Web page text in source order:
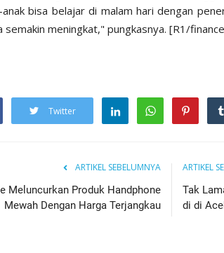
bisa belajar di malam hari dengan
semakin meningkat," pungkasnya. [R1/
Twitter
ARTIKEL SEBELUMNYA
Meluncurkan Produk Handphone
Mewah Dengan Harga Terjangkau
ARTIKEL
Tak
di di